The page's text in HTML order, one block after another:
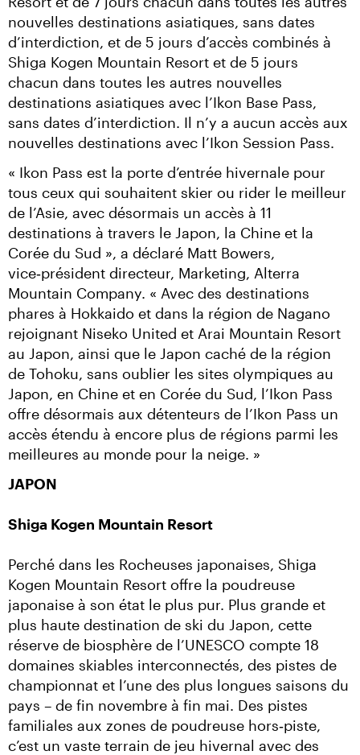
nouvelles destinations asiatiques, sans dates
d’interdiction, et de 5 jours d’accès combinés à
Shiga Kogen Mountain Resort et de 5 jours
chacun dans toutes les autres nouvelles
destinations asiatiques avec l’Ikon Base Pass,
sans dates d’interdiction. Il n’y a aucun accès aux
nouvelles destinations avec l’Ikon Session Pass.
« Ikon Pass est la porte d’entrée hivernale pour
tous ceux qui souhaitent skier ou rider le meilleur
de l’Asie, avec désormais un accès à 11
destinations à travers le Japon, la Chine et la
Corée du Sud », a déclaré Matt Bowers,
vice‑président directeur, Marketing, Alterra
Mountain Company. « Avec des destinations
phares à Hokkaido et dans la région de Nagano
rejoignant Niseko United et Arai Mountain Resort
au Japon, ainsi que le Japon caché de la région
de Tohoku, sans oublier les sites olympiques au
Japon, en Chine et en Corée du Sud, l’Ikon Pass
offre désormais aux détenteurs de l’Ikon Pass un
accès étendu à encore plus de régions parmi les
meilleures au monde pour la neige. »
JAPON
Shiga Kogen Mountain Resort
Perché dans les Rocheuses japonaises, Shiga
Kogen Mountain Resort offre la poudreuse
japonaise à son état le plus pur. Plus grande et
plus haute destination de ski du Japon, cette
réserve de biosphère de l’UNESCO compte 18
domaines skiables interconnectés, des pistes de
championnat et l’une des plus longues saisons du
pays – de fin novembre à fin mai. Des pistes
familiales aux zones de poudreuse hors‑piste,
c’est un vaste terrain de jeu hivernal avec des